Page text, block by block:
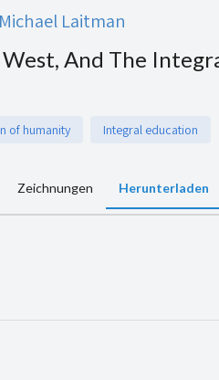
Laitman
And The
of humanity Integral education
Zeichnungen Herunterladen